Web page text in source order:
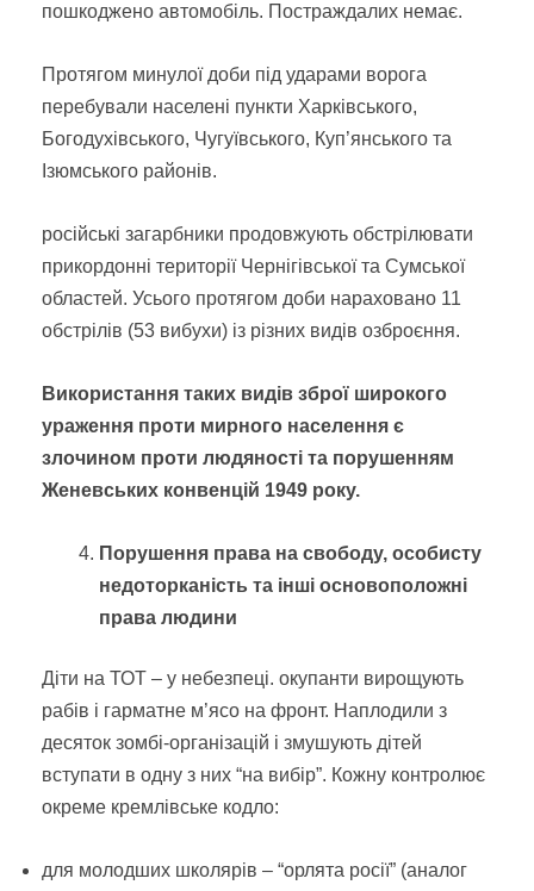
пошкоджено автомобіль. Постраждалих немає.
Протягом минулої доби під ударами ворога
перебували населені пункти Харківського,
Богодухівського, Чугуївського, Куп’янського та
Ізюмського районів.
російські загарбники продовжують обстрілювати
прикордонні території Чернігівської та Сумської
областей. Усього протягом доби нараховано 11
обстрілів (53 вибухи) із різних видів озброєння.
Використання таких видів зброї широкого
ураження проти мирного населення є
злочином проти людяності та порушенням
Женевських конвенцій 1949 року.
Порушення права на свободу, особисту
недоторканість та інші основоположні
права людини
Діти на ТОТ – у небезпеці. окупанти вирощують
рабів і гарматне м’ясо на фронт. Наплодили з
десяток зомбі-організацій і змушують дітей
вступати в одну з них “на вибір”. Кожну контролює
окреме кремлівське кодло:
для молодших школярів – “орлята росії” (аналог